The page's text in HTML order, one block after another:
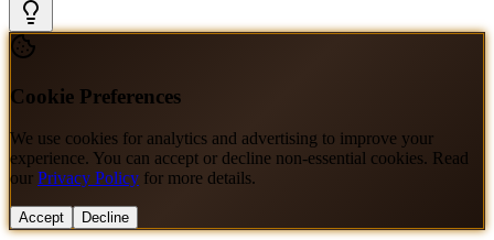
Cookie Preferences
We use cookies for analytics and advertising to improve your
experience. You can accept or decline non-essential cookies. Read
our Privacy Policy for more details.
Accept Decline